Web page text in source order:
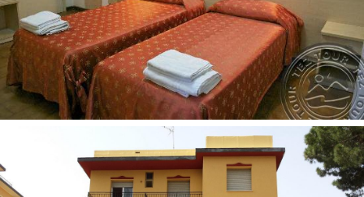
Televizijos salė
Terasa
Liftas
Numeryje:
Seifas yra
Patalynės keitimas: kas 2 dienas
Oro kondicionierius: už papildomą mokestį
Rankšluosčių keitimas: kasdien
Telefonas
Grindys: plytelės